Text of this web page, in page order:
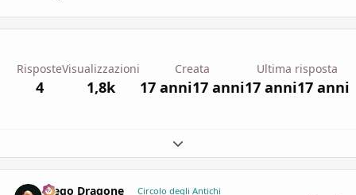
Risposte
4
Visualizzazioni
1,8k
Creata
17 anni17 anni
Ultima risposta
17 anni17 anni
Espandi panoramica del topic
Diego Dragone Circolo degli Antichi